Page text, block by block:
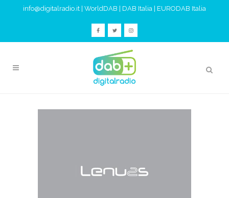
info@digitalradio.it WorldDAB DAB Italia EURODAB Italia